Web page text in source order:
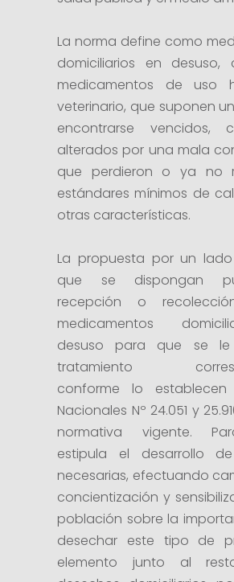
La norma define como
domiciliarios en desuso,
medicamentos de uso
veterinario, que suponen
encontrarse vencidos,
alterados por una mala
que perdieron o ya no
estándares mínimos de
otras características.
La propuesta por un
que se dispongan
recepción o
medicamentos
desuso para que se
tratamiento
conforme lo establecen
Nacionales Nº 24.051 y
normativa vigente.
estipula el desarrollo
necesarias, efectuando
concientización y
población sobre la
desechar este tipo de
elemento junto al